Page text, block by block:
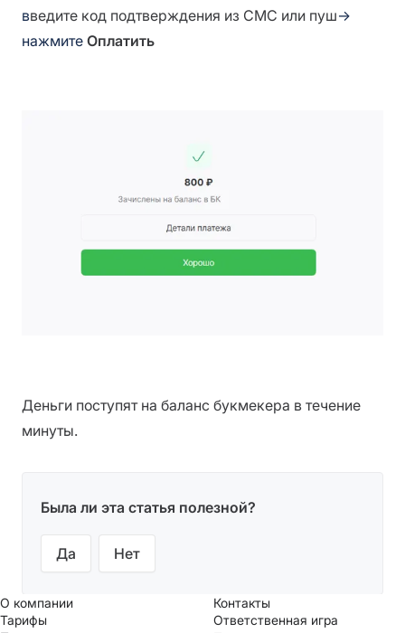
введите код подтверждения из СМС или пуш→
нажмите Оплатить
Деньги поступят на баланс букмекера в течение
минуты.
Была ли эта статья полезной?
Да Нет
О компании
Тарифы
Контакты
Ответственная игра